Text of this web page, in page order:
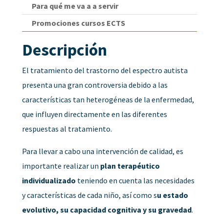
Para qué me va a a servir
Promociones cursos ECTS
Descripción
El tratamiento del trastorno del espectro autista
presenta una gran controversia debido a las
características tan heterogéneas de la enfermedad,
que influyen directamente en las diferentes
respuestas al tratamiento.
Para llevar a cabo una intervención de calidad, es
importante realizar un plan terapéutico
individualizado teniendo en cuenta las necesidades
y características de cada niño, así como su estado
evolutivo, su capacidad cognitiva y su gravedad.